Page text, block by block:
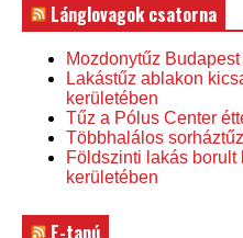
Lánglovagok csatorna
Mozdonytűz
Lakástűz ablakon
kerületében
Tűz a Pólus Center
Többhalálos
Földszinti lakás borult
kerületében